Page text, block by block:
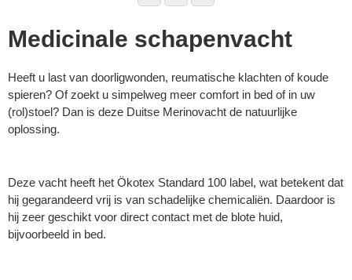
Medicinale schapenvacht
Heeft u last van doorligwonden, reumatische klachten of koude
spieren? Of zoekt u simpelweg meer comfort in bed of in uw
(rol)stoel? Dan is deze Duitse Merinovacht de natuurlijke
oplossing.
Deze vacht heeft het Ökotex Standard 100 label, wat betekent dat
hij gegarandeerd vrij is van schadelijke chemicaliën. Daardoor is
hij zeer geschikt voor direct contact met de blote huid,
bijvoorbeeld in bed.